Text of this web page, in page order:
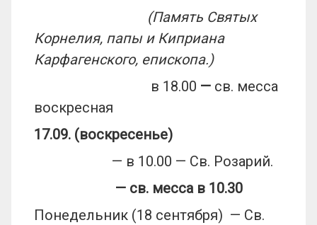
(Память Святых
Корнелия, папы и Киприана
Карфагенского, епископа.)
в 18.00 — св. месса
воскресная
17.09. (воскресенье)
— в 10.00 — Св. Розарий.
— св. месса в 10.30
Понедельник (18 сентября) — Св.